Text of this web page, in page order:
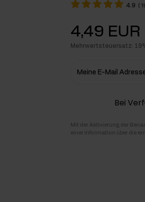
4.9 (
4,49 EUR
Mehrwertsteuersatz:
Meine E-Mail
Bei
Mit der Aktivierung der
einer Information über die